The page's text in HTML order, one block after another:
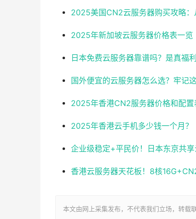
2025美国CN2云服务器购买攻略
2025年新加坡云服务器价格表一览
日本免费云服务器靠谱吗？是真福
国外便宜的云服务器怎么选？牢记
2025年香港CN2服务器价格和配置
2025年香港云手机多少钱一个月？
企业级稳定+平民价！日本东京共
香港云服务器天花板！8核
本文由网上采集发布，不代表我们立场，转